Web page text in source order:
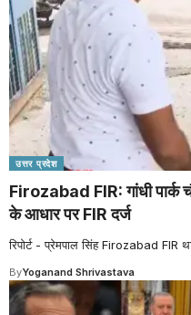
उत्तर प्रदेश
Firozabad FIR: गांधी पार्क
के आधार पर FIR दर्ज
रिपोर्ट - प्रेमपाल सिंह Firozabad FIR
ByYoganand Shrivastava